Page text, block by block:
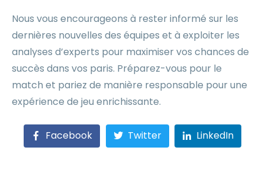
Nous vous encourageons à rester informé sur les
dernières nouvelles des équipes et à exploiter les
analyses d’experts pour maximiser vos chances de
succès dans vos paris. Préparez-vous pour le
match et pariez de manière responsable pour une
expérience de jeu enrichissante.
Facebook Twitter LinkedIn